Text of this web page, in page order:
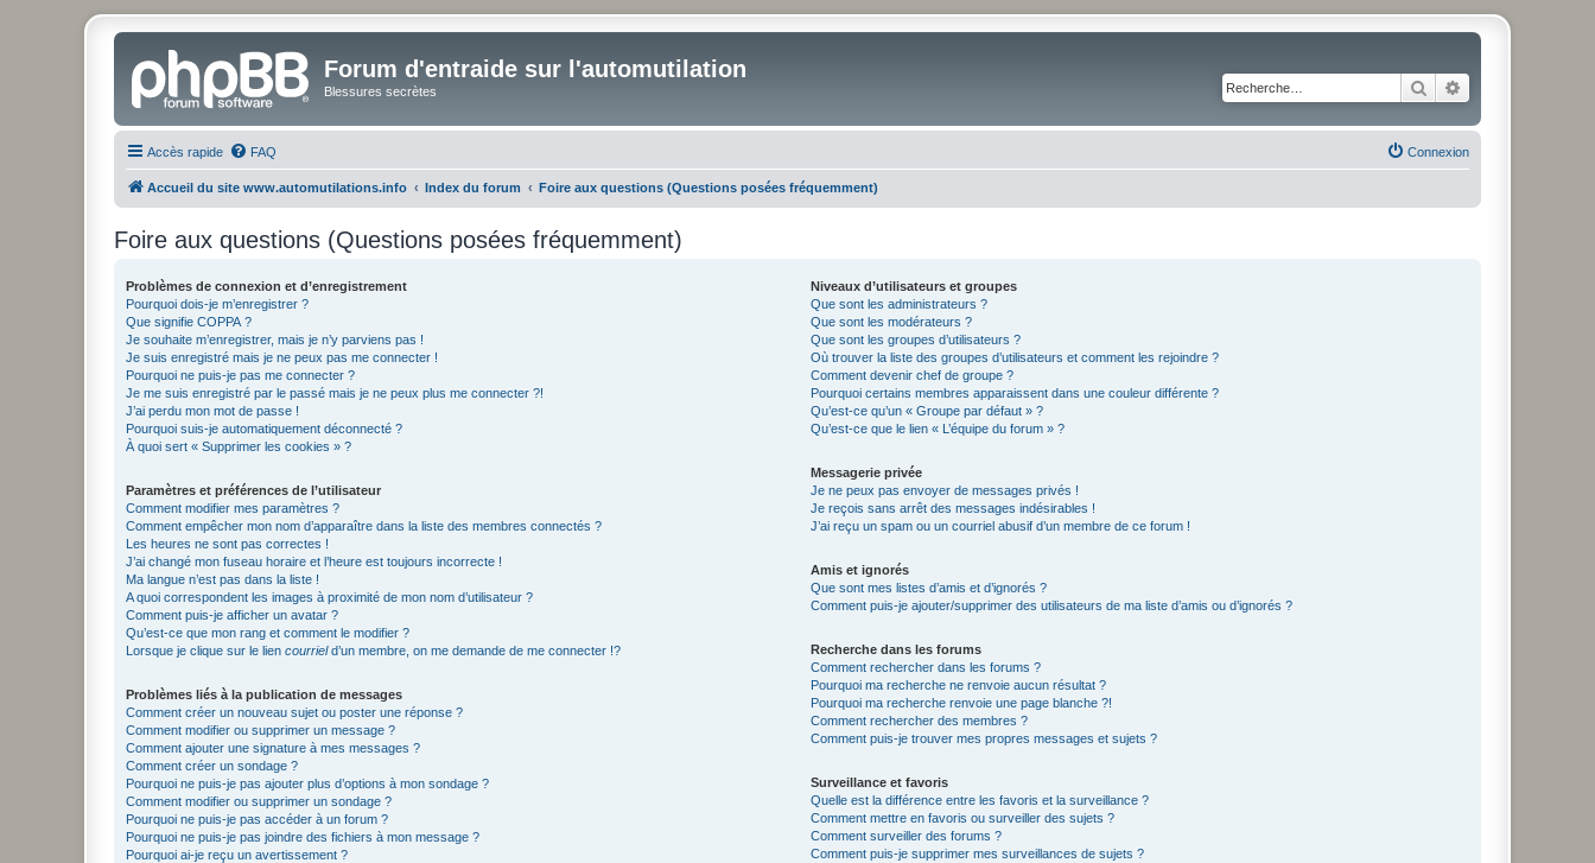
Forum d'entraide sur l'automutilation
Blessures secrètes Rechercher
Accès rapide FAQ Connexion
Accueil du site www.automutilations.info Index du forum Foire aux questions (Questions posées fréquemment)
Foire aux questions (Questions posées fréquemment)
Problèmes de connexion et d’enregistrement
Pourquoi dois-je m’enregistrer ?
Que signifie COPPA ?
Je souhaite m’enregistrer, mais je n’y parviens pas !
Je suis enregistré mais je ne peux pas me connecter !
Pourquoi ne puis-je pas me connecter ?
Je me suis enregistré par le passé mais je ne peux plus me connecter ?!
J’ai perdu mon mot de passe !
Pourquoi suis-je automatiquement déconnecté ?
À quoi sert « Supprimer les cookies » ?
Paramètres et préférences de l’utilisateur
Comment modifier mes paramètres ?
Comment empêcher mon nom d’apparaître dans la liste des membres connectés ?
Les heures ne sont pas correctes !
J’ai changé mon fuseau horaire et l’heure est toujours incorrecte !
Ma langue n’est pas dans la liste !
A quoi correspondent les images à proximité de mon nom d’utilisateur ?
Comment puis-je afficher un avatar ?
Qu’est-ce que mon rang et comment le modifier ?
Lorsque je clique sur le lien courrield’un membre, on me demande de me connecter !?
Problèmes liés à la publication de messages
Comment créer un nouveau sujet ou poster une réponse ?
Comment modifier ou supprimer un message ?
Comment ajouter une signature à mes messages ?
Comment créer un sondage ?
Pourquoi ne puis-je pas ajouter plus d’options à mon sondage ?
Comment modifier ou supprimer un sondage ?
Pourquoi ne puis-je pas accéder à un forum ?
Pourquoi ne puis-je pas joindre des fichiers à mon message ?
Pourquoi ai-je reçu un avertissement ?
Niveaux d’utilisateurs et groupes
Que sont les administrateurs ?
Que sont les modérateurs ?
Que sont les groupes d’utilisateurs ?
Où trouver la liste des groupes d’utilisateurs et comment les rejoindre ?
Comment devenir chef de groupe ?
Pourquoi certains membres apparaissent dans une couleur différente ?
Qu’est-ce qu’un « Groupe par défaut » ?
Qu’est-ce que le lien « L’équipe du forum » ?
Messagerie privée
Je ne peux pas envoyer de messages privés !
Je reçois sans arrêt des messages indésirables !
J’ai reçu un spam ou un courriel abusif d’un membre de ce forum !
Amis et ignorés
Que sont mes listes d’amis et d’ignorés ?
Comment puis-je ajouter/supprimer des utilisateurs de ma liste d’amis ou d’ignorés ?
Recherche dans les forums
Comment rechercher dans les forums ?
Pourquoi ma recherche ne renvoie aucun résultat ?
Pourquoi ma recherche renvoie une page blanche ?!
Comment rechercher des membres ?
Comment puis-je trouver mes propres messages et sujets ?
Surveillance et favoris
Quelle est la différence entre les favoris et la surveillance ?
Comment mettre en favoris ou surveiller des sujets ?
Comment surveiller des forums ?
Comment puis-je supprimer mes surveillances de sujets ?